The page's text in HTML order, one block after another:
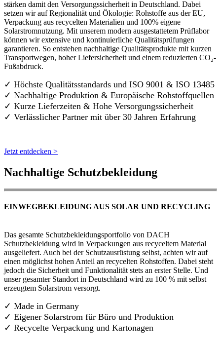
stärken damit den Versorgungssicherheit in Deutschland. Dabei
setzen wir auf Regionalität und Ökologie: Rohstoffe aus der EU,
Verpackung aus recycelten Materialien und 100% eigene
Solarstromnutzung. Mit unserem modern ausgestattetem Prüflabor
können wir extensive und kontinuierliche Qualitätsprüfungen
garantieren. So entstehen nachhaltige Qualitätsprodukte mit kurzen
Transportwegen, hoher Liefersicherheit und einem reduzierten CO₂-
Fußabdruck.
✓ Höchste Qualitätsstandards und ISO 9001 & ISO 13485
✓ Nachhaltige Produktion & Europäische Rohstoffquellen
✓ Kurze Lieferzeiten & Hohe Versorgungssicherheit
✓ Verlässlicher Partner mit über 30 Jahren Erfahrung
Jetzt entdecken >
Nachhaltige Schutzbekleidung
EINWEGBEKLEIDUNG AUS SOLAR UND RECYCLING
Das gesamte Schutzbekleidungsportfolio von DACH
Schutzbekleidung wird in Verpackungen aus recyceltem Material
ausgeliefert. Auch bei der Schutzausrüstung selbst, achten wir auf
einen möglichst hohen Anteil an recycelten Rohstoffen. Dabei steht
jedoch die Sicherheit und Funktionalität stets an erster Stelle. Und
unser gesamter Standort in Deutschland wird zu 100 % mit selbst
erzeugtem Solarstrom versorgt.
✓ Made in Germany
✓ Eigener Solarstrom für Büro und Produktion
✓ Recycelte Verpackung und Kartonagen